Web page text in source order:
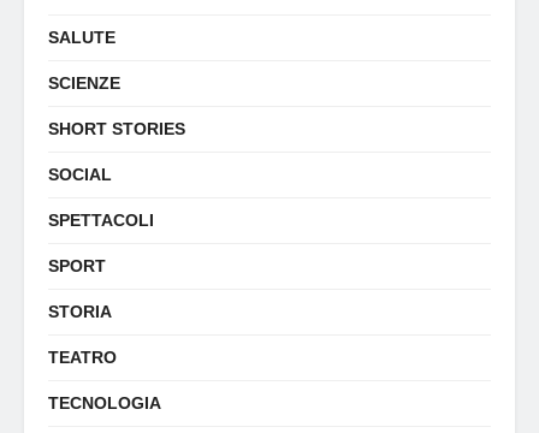
SALUTE
SCIENZE
SHORT STORIES
SOCIAL
SPETTACOLI
SPORT
STORIA
TEATRO
TECNOLOGIA